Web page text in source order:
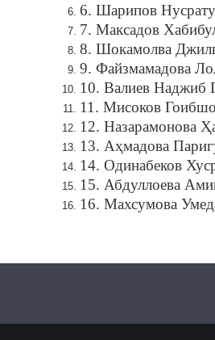
6. Шарипов
7. Максадов
8. Шокамолва
9. Файзмамадова
10. Валиев Наджиб
11. Мисоков
12. Назарамонова
13. Аҳмадова
14. Одинабеков
15. Абдуллоева
16. Махсумова